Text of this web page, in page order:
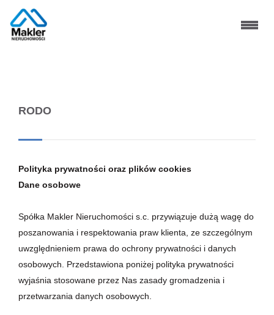
Strona główna
RODO
Polityka prywatności oraz plików cookies
Dane osobowe
Spółka Makler Nieruchomości s.c. przywiązuje dużą wagę do
poszanowania i respektowania praw klienta, ze szczególnym
uwzględnieniem prawa do ochrony prywatności i danych
osobowych. Przedstawiona poniżej polityka prywatności
wyjaśnia stosowane przez Nas zasady gromadzenia i
przetwarzania danych osobowych.